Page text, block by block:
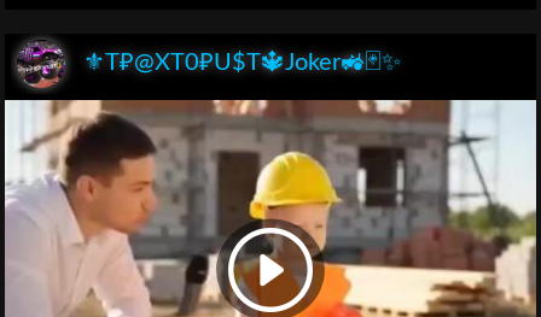
⚜️T₽@XT0₽U$T🔱Joker🚜🃏✨